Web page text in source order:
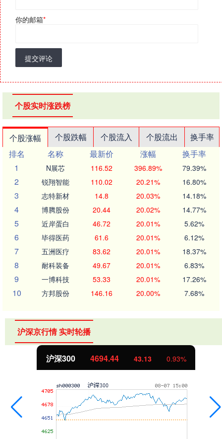
你的邮箱*
提交评论
个股实时涨跌榜
个股涨幅 个股跌幅 个股流入 个股流出
换手率
排名
名称 最新价 涨幅
换手率
1
N展芯 116.52 396.89% 79.39%
2 锐翔智能 110.02 20.21% 16.80%
3 志特新材 14.8 20.03% 14.18%
4 博腾股份 20.44 20.02% 14.77%
5 近岸蛋白 46.72 20.01% 5.62%
6 毕得医药 61.6 20.01% 6.12%
7 五洲医疗 83.62 20.01% 18.37%
8 耐科装备 49.67 20.01% 6.83%
9 一博科技 53.33 20.01% 17.26%
10 方邦股份 146.16 20.00% 7.68%
沪深京行情 实时轮播
北证50 1134.24 11.37 1.01%